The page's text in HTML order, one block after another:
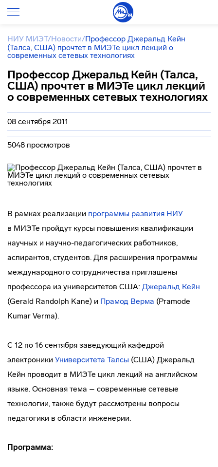
НИУ МИЭТ/Новости/Профессор Джеральд Кейн
(Талса, США) прочтет в МИЭТе цикл лекций о
современных сетевых технологиях
Профессор Джеральд Кейн (Талса,
США) прочтет в МИЭТе цикл лекций
о современных сетевых технологиях
08 сентября 2011
5048 просмотров
В рамках реализации программы развития НИУ
в МИЭТе пройдут курсы повышения квалификации
научных и научно-педагогических работников,
аспирантов, студентов. Для расширения программы
международного сотрудничества приглашены
профессора из университетов США: Джеральд Кейн
(Gerald Randolph Kane) и Прамод Верма (Pramode
Kumar Verma).
С 12 по 16 сентября заведующий кафедрой
электроники Университета Талсы (США) Джеральд
Кейн проводит в МИЭТе цикл лекций на английском
языке. Основная тема – современные сетевые
технологии, также будут рассмотрены вопросы
педагогики в области инженерии.
Программа: